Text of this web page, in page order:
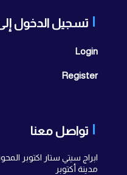
تسجيل الدخول
Login
Register
تواصل معنا
ابراج سيتي ستار اكتوبر
مدينة أكتوبر